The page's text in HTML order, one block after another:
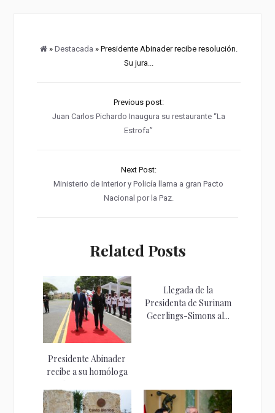
» Destacada » Presidente Abinader recibe resolución.
Su jura...
Previous post:
Juan Carlos Pichardo Inaugura su restaurante “La
Estrofa”
Next Post:
Ministerio de Interior y Policía llama a gran Pacto
Nacional por la Paz.
Related Posts
Presidente Abinader
recibe a su homóloga
Llegada de la
Presidenta de Surinam
Geerlings-Simons al...